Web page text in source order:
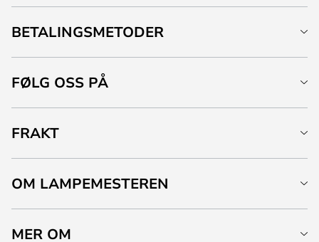
BETALINGSMETODER
FØLG OSS PÅ
FRAKT
OM LAMPEMESTEREN
MER OM